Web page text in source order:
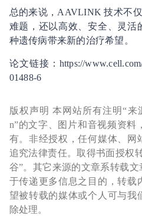
总的来说，AAVLINK 技术不
难题，还以高效、安全、灵活
种遗传病带来新的治疗希望。
论文链接：https://
01488-6
版权声明 本网站所有注明“来
n”的文字、图片和音视频资料
有。非经授权，任何媒体、网
追究法律责任。取得书面授权
谷”。其它来源的文章系转载
于传递更多信息之目的，转载
望被转载的媒体或个人可与我
除处理。